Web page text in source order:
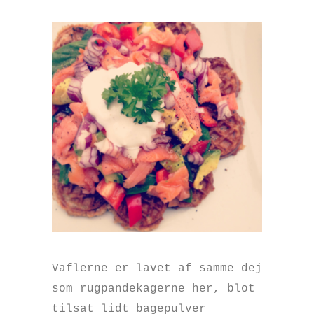
Vaflerne er lavet af samme dej
som rugpandekagerne her , blot
tilsat lidt bagepulver